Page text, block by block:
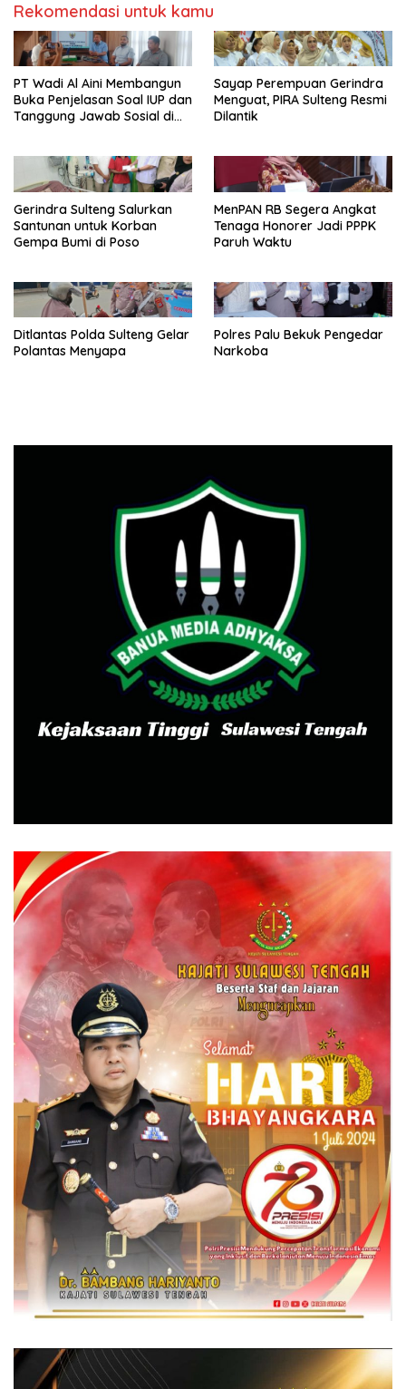
Rekomendasi untuk kamu
PT Wadi Al Aini Membangun
Buka Penjelasan Soal IUP dan
Tanggung Jawab Sosial di
Sayap Perempuan Gerindra
Menguat, PIRA Sulteng Resmi
Dilantik
Gerindra Sulteng Salurkan
Santunan untuk Korban
Gempa Bumi di Poso
MenPAN RB Segera Angkat
Tenaga Honorer Jadi PPPK
Paruh Waktu
Ditlantas Polda Sulteng Gelar
Polantas Menyapa
Polres Palu Bekuk Pengedar
Narkoba